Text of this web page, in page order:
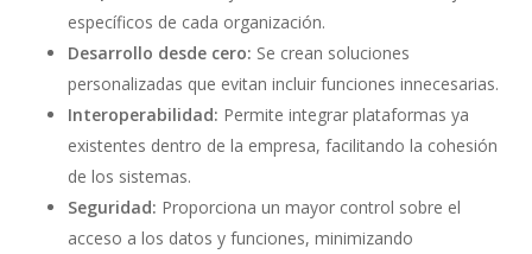
específicos de cada organización.
Desarrollo desde cero: Se crean soluciones
personalizadas que evitan incluir funciones innecesarias.
Interoperabilidad: Permite integrar plataformas ya
existentes dentro de la empresa, facilitando la cohesión
de los sistemas.
Seguridad: Proporciona un mayor control sobre el
acceso a los datos y funciones, minimizando